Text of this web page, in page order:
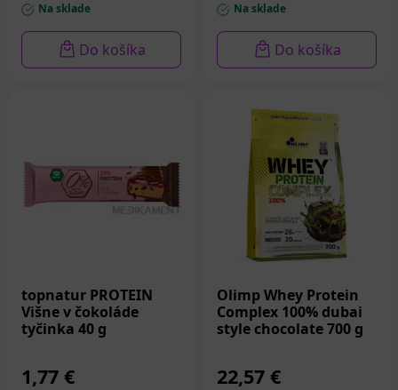
Na sklade
Do košíka
Na sklade
Do košíka
topnatur PROTEIN
Višne v čokoláde
tyčinka 40 g
1,77 €
Olimp Whey Protein
Complex 100% dubai
style chocolate 700 g
22,57 €